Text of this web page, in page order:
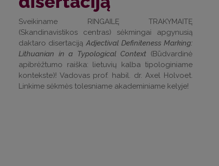
Sveikiname RINGAILĘ TRAKYMAITĘ
(Skandinavistikos centras) sėkmingai apgynusią
daktaro disertaciją Adjectival Definiteness Marking:
Lithuanian in a Typological Context (Būdvardinė
apibrėžtumo raiška: lietuvių kalba tipologiniame
kontekste)! Vadovas prof. habil. dr. Axel Holvoet.
Linkime sėkmės tolesniame akademiniame kelyje!